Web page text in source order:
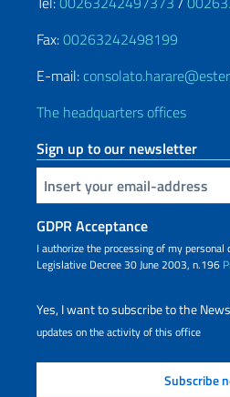
Fax:00263242498199
E-mail:
The headquarters offices
Sign up to our newsletter
Insert your email
GDPR Acceptance
I authorize the processing of my personal
Legislative Decree 30 June 2003, n.196
Yes, I want to subscribe to the
updates on the activity of this office